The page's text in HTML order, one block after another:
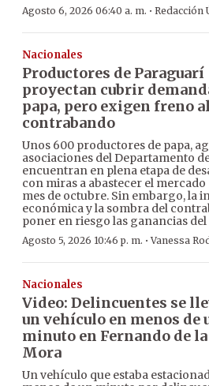
Agosto 6, 2026 06:40 a. m. · Redacción
Nacionales
Productores de Paraguarí
proyectan cubrir
papa, pero exigen freno al
contrabando
Unos 600 productores de papa,
asociaciones del Departamento
encuentran en plena etapa de
con miras a abastecer el
mes de octubre. Sin embargo, la
económica y la sombra del
poner en riesgo las ganancias
Agosto 5, 2026 10:46 p. m. ·Vanessa
Nacionales
Video: Delincuentes se
un vehículo en menos de
minuto en Fernando de la
Mora
Un vehículo que estaba